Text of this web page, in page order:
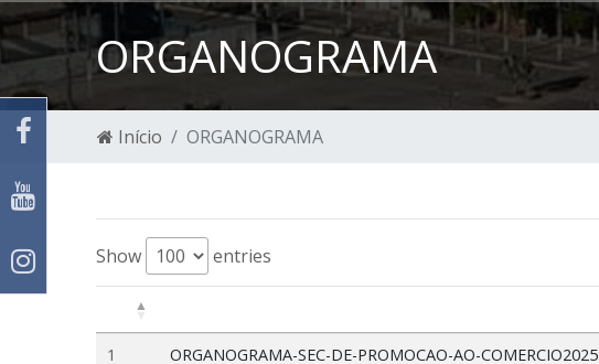
ORGANOGRAMA
Início ORGANOGRAMA
Show entries
1 ORGANOGRAMA-SEC-DE-PROMOCAO-AO-